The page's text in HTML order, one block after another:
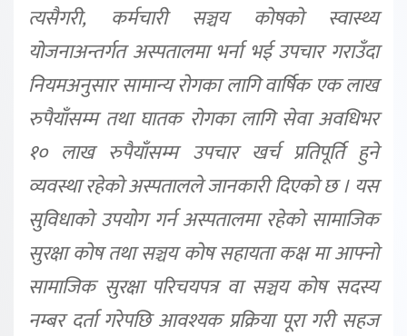
त्यसैगरी, कर्मचारी सञ्चय कोषको स्वास्थ्य
योजनाअन्तर्गत अस्पतालमा भर्ना भई उपचार गराउँदा
नियमअनुसार सामान्य रोगका लागि वार्षिक एक लाख
रुपैयाँसम्म तथा घातक रोगका लागि सेवा अवधिभर
१० लाख रुपैयाँसम्म उपचार खर्च प्रतिपूर्ति हुने
व्यवस्था रहेको अस्पतालले जानकारी दिएको छ । यस
सुविधाको उपयोग गर्न अस्पतालमा रहेको सामाजिक
सुरक्षा कोष तथा सञ्चय कोष सहायता कक्ष मा आफ्नो
सामाजिक सुरक्षा परिचयपत्र वा सञ्चय कोष सदस्य
नम्बर दर्ता गरेपछि आवश्यक प्रक्रिया पूरा गरी सहज